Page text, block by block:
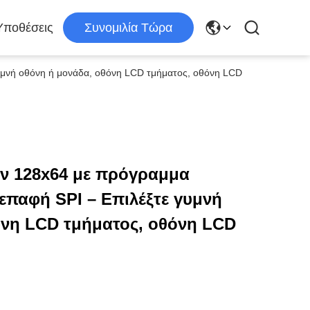
Συνομιλία Τώρα
οθόνη ή μονάδα, οθόνη LCD τμήματος, οθόνη LCD
128x64 με πρόγραμμα
SPI – Επιλέξτε γυμνή
LCD τμήματος, οθόνη LCD